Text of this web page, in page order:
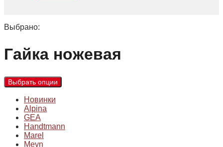
Выбрано:
Гайка ножевая
Выбрать опции
Новинки
Alpina
GEA
Handtmann
Marel
Meyn